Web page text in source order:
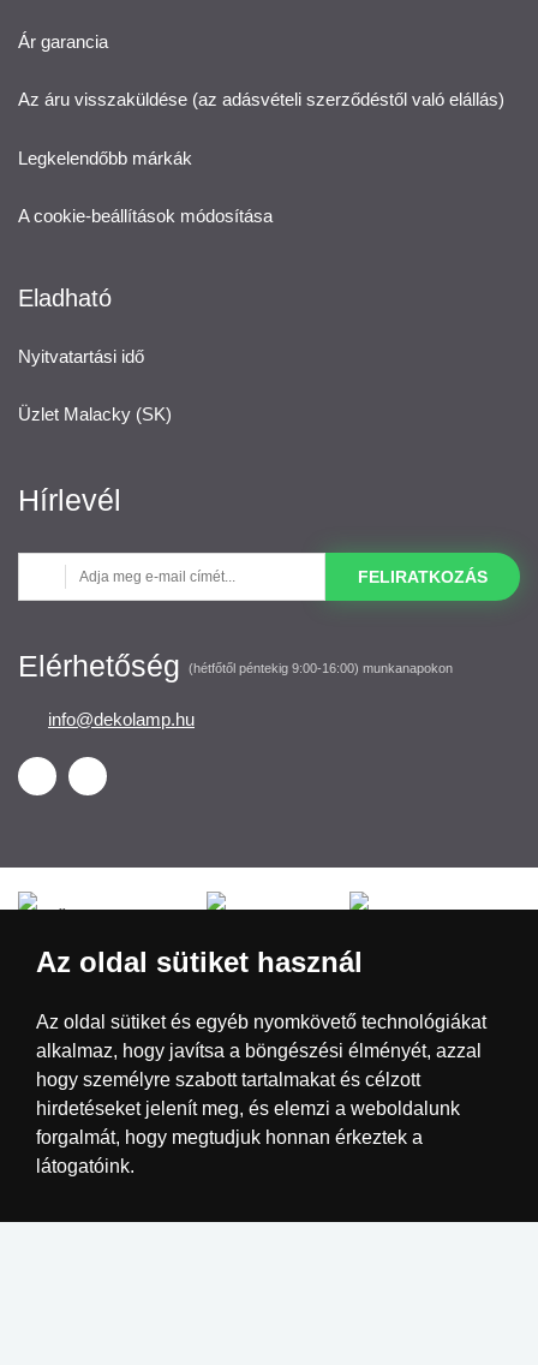
Ár garancia
Az áru visszaküldése (az adásvételi szerződéstől való elállás)
Legkelendőbb márkák
A cookie-beállítások módosítása
Eladható
Nyitvatartási idő
Üzlet Malacky (SK)
Hírlevél
FELIRATKOZÁS
Elérhetőség (hétfőtől péntekig 9:00-16:00) munkanapokon
info@dekolamp.hu
Nederland
Az oldal sütiket használ
Az oldal sütiket és egyéb nyomkövető technológiákat
alkalmaz, hogy javítsa a böngészési élményét, azzal
hogy személyre szabott tartalmakat és célzott
hirdetéseket jelenít meg, és elemzi a weboldalunk
forgalmát, hogy megtudjuk honnan érkeztek a
látogatóink.